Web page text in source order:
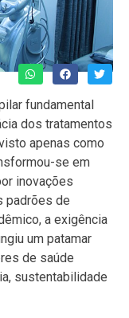
fundamental
dos tratamentos
apenas como
se em
inovações
padrões de
a exigência
um patamar
de saúde
sustentabilidade